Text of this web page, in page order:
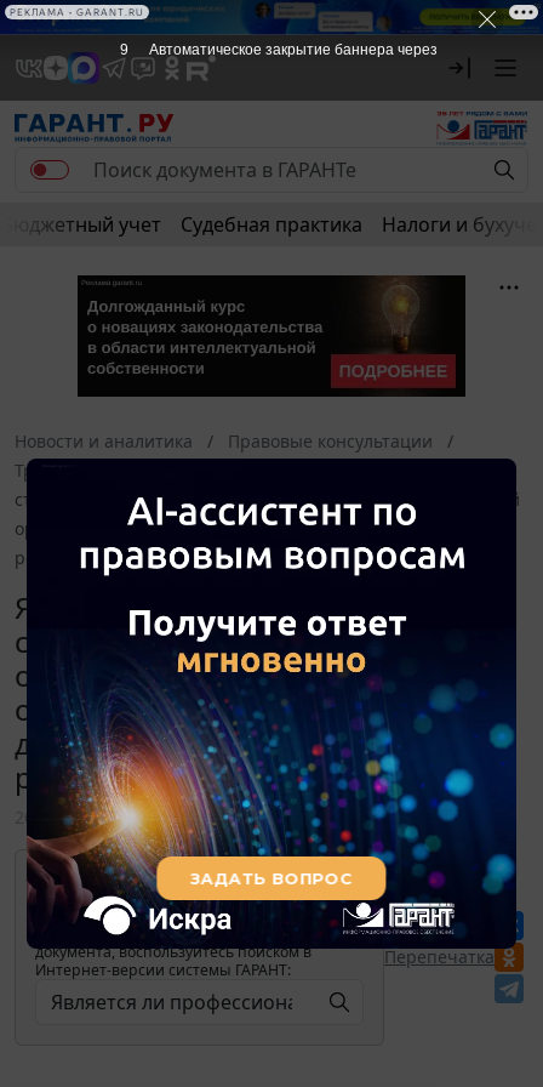
Бюджетный учет Судебная практика Налоги и
Новости и аналитика
Правовые консультации
Трудовое право
стандарт для шеф-повара обязательным для коммерческой
организации, осуществляющей деятельность баров, кафе,
ресторанов?
Является ли профессиональный
стандарт для шеф-повара
обязательным для коммерческой
организации, осуществляющей
деятельность баров, кафе,
ресторанов?
20 ноября 2017
Для просмотра актуального текста
документа и получения полной
информации о вступлении в силу,
изменениях и порядке применения
документа, воспользуйтесь поиском в
Интернет-версии системы ГАРАНТ:
Перепечатка
9 Автоматическое закрытие баннера через
РЕКЛАМА • GARANT.RU